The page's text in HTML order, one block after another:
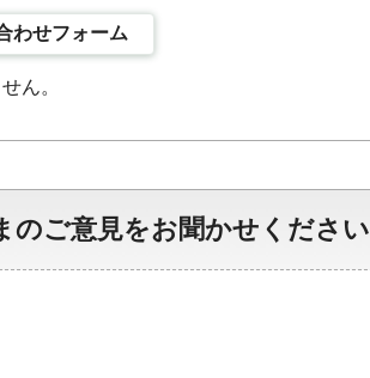
わせフォーム
ん。
のご意見をお聞かせください